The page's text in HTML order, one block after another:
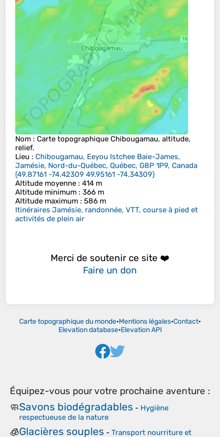
Nom : Carte topographique Chibougamau, altitude,
relief.
Lieu : Chibougamau, Eeyou Istchee Baie-James,
Jamésie, Nord-du-Québec, Québec, G8P 1P9, Canada
(49.87161 -74.42309 49.95161 -74.34309)
Altitude moyenne : 414 m
Altitude minimum : 366 m
Altitude maximum : 586 m
Itinéraires Jamésie, randonnée, VTT, course à pied et
activités de plein air
Merci de soutenir ce site ❤️
Faire un don
Carte topographique du monde•Mentions légales•Contact•
Elevation database•Elevation API
Équipez-vous pour votre prochaine aventure :
🧼Savons biodégradables - Hygiène
respectueuse de la nature
🧊Glacières souples - Transport nourriture et